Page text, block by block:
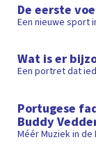
De eerste
Een nieuwe sport
Wat is er
Een portret dat
Portugese
Buddy
Méér Muziek in de